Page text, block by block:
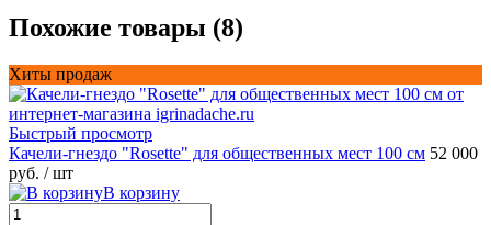
Похожие товары (8)
Хиты продаж
Быстрый просмотр
Качели-гнездо "Rosette" для общественных мест 100 см 52 000
руб. / шт
В корзину